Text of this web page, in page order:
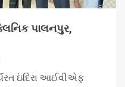
પાલનપુર,
ઇંદિરા આઈવીએફ